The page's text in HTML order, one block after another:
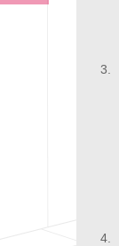
3.
4.